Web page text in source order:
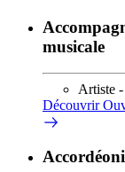
musicale
Artiste
Découvrir